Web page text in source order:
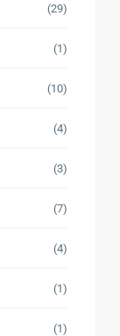
(29)
(1)
(10)
(4)
(3)
(7)
(4)
(1)
(1)